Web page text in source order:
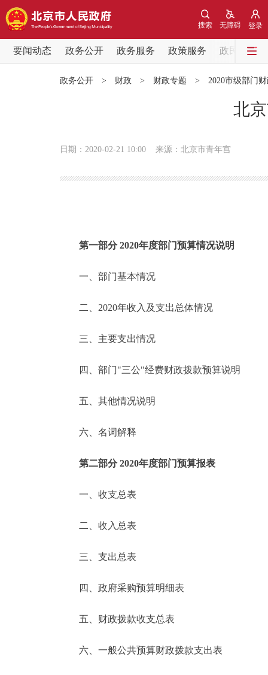
登录
无障碍
搜索
要闻动态 政务公开 政务服务 政策服务
政民互动
便民服务
中介服务
政民互动
12345网上接诉即办
参与调查
走进北京
北京概况
绿色北京
政务公开 > 财政 > 财政专题 > 2020市级部门
北
日期：2020-02-21 10:00 来源：北京市青年宫
第一部分 2020年度部门预算情况说明
一、部门基本情况
二、2020年收入及支出总体情况
三、主要支出情况
四、部门"三公"经费财政拨款预算说明
五、其他情况说明
六、名词解释
第二部分 2020年度部门预算报表
一、收支总表
二、收入总表
三、支出总表
四、政府采购预算明细表
五、财政拨款收支总表
六、一般公共预算财政拨款支出表